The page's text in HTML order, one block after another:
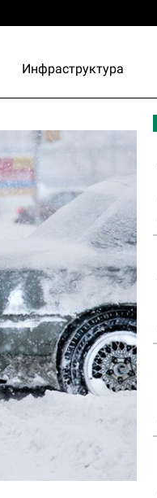
Инфраструктура